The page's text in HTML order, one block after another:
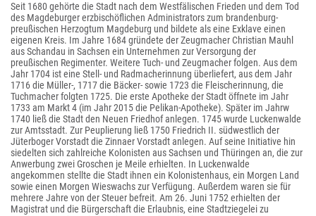
Seit 1680 gehörte die Stadt nach dem Westfälischen Frieden und dem Tod
des Magdeburger erzbischöflichen Administrators zum brandenburg-
preußischen Herzogtum Magdeburg und bildete als eine Exklave einen
eigenen Kreis. Im Jahre 1684 gründete der Zeugmacher Christian Mauhl
aus Schandau in Sachsen ein Unternehmen zur Versorgung der
preußischen Regimenter. Weitere Tuch- und Zeugmacher folgen. Aus dem
Jahr 1704 ist eine Stell- und Radmacherinnung überliefert, aus dem Jahr
1716 die Müller-, 1717 die Bäcker- sowie 1723 die Fleischerinnung, die
Tuchmacher folgten 1725. Die erste Apotheke der Stadt öffnete im Jahr
1733 am Markt 4 (im Jahr 2015 die Pelikan-Apotheke). Später im Jahrw
1740 ließ die Stadt den Neuen Friedhof anlegen. 1745 wurde Luckenwalde
zur Amtsstadt. Zur Peuplierung ließ 1750 Friedrich II. südwestlich der
Jüterboger Vorstadt die Zinnaer Vorstadt anlegen. Auf seine Initiative hin
siedelten sich zahlreiche Kolonisten aus Sachsen und Thüringen an, die zur
Anwerbung zwei Groschen je Meile erhielten. In Luckenwalde
angekommen stellte die Stadt ihnen ein Kolonistenhaus, ein Morgen Land
sowie einen Morgen Wieswachs zur Verfügung. Außerdem waren sie für
mehrere Jahre von der Steuer befreit. Am 26. Juni 1752 erhielten der
Magistrat und die Bürgerschaft die Erlaubnis, eine Stadtziegelei zu